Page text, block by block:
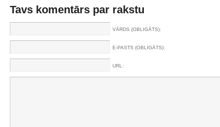
Tavs komentārs par rakstu
VĀRDS (OBLIGĀTS):
E-PASTS (OBLIGĀTS):
URL: